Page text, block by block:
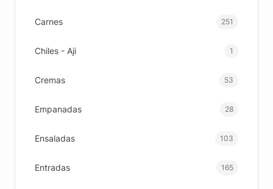
Carnes 251
Chiles - Aji 1
Cremas 53
Empanadas 28
Ensaladas 103
Entradas 165